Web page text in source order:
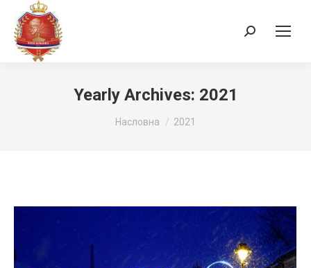
Search:
Yearly Archives: 2021
You are here:
Насловна 2021